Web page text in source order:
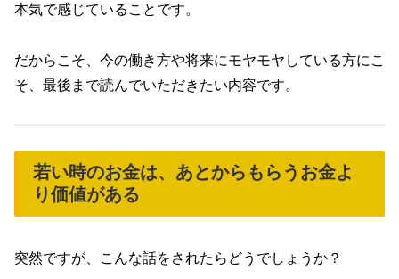
本気で感じていることです。
だからこそ、今の働き方や将来にモヤモヤしている方にこ
そ、最後まで読んでいただきたい内容です。
若い時のお金は、あとからもらうお金よ
り価値がある
突然ですが、こんな話をされたらどうでしょうか？